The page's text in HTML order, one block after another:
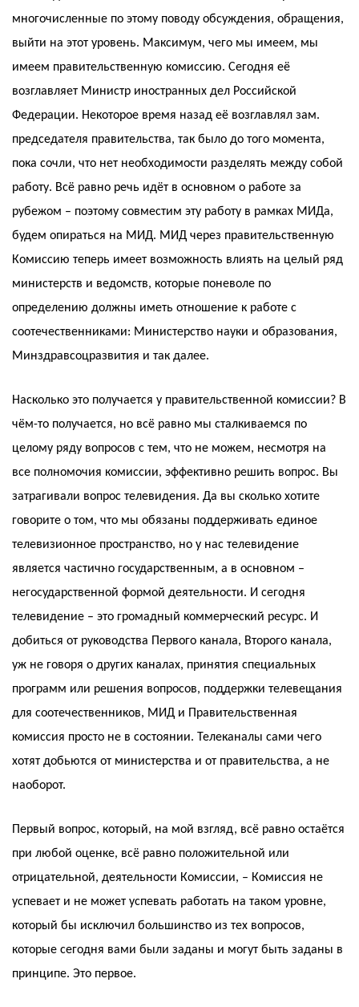
многочисленные по этому поводу обсуждения, обращения,
выйти на этот уровень. Максимум, чего мы имеем, мы
имеем правительственную комиссию. Сегодня её
возглавляет Министр иностранных дел Российской
Федерации. Некоторое время назад её возглавлял зам.
председателя правительства, так было до того момента,
пока сочли, что нет необходимости разделять между собой
работу. Всё равно речь идёт в основном о работе за
рубежом – поэтому совместим эту работу в рамках МИДа,
будем опираться на МИД. МИД через правительственную
Комиссию теперь имеет возможность влиять на целый ряд
министерств и ведомств, которые поневоле по
определению должны иметь отношение к работе с
соотечественниками: Министерство науки и образования,
Минздравсоцразвития и так далее.
Насколько это получается у правительственной комиссии? В
чём-то получается, но всё равно мы сталкиваемся по
целому ряду вопросов с тем, что не можем, несмотря на
все полномочия комиссии, эффективно решить вопрос. Вы
затрагивали вопрос телевидения. Да вы сколько хотите
говорите о том, что мы обязаны поддерживать единое
телевизионное пространство, но у нас телевидение
является частично государственным, а в основном –
негосударственной формой деятельности. И сегодня
телевидение – это громадный коммерческий ресурс. И
добиться от руководства Первого канала, Второго канала,
уж не говоря о других каналах, принятия специальных
программ или решения вопросов, поддержки телевещания
для соотечественников, МИД и Правительственная
комиссия просто не в состоянии. Телеканалы сами чего
хотят добьются от министерства и от правительства, а не
наоборот.
Первый вопрос, который, на мой взгляд, всё равно остаётся
при любой оценке, всё равно положительной или
отрицательной, деятельности Комиссии, – Комиссия не
успевает и не может успевать работать на таком уровне,
который бы исключил большинство из тех вопросов,
которые сегодня вами были заданы и могут быть заданы в
принципе. Это первое.